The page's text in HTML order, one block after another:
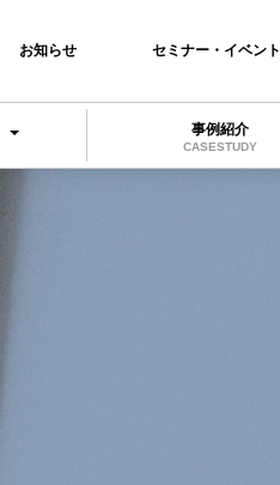
お知らせ セミナー・イベント
事例紹介
CASESTUDY